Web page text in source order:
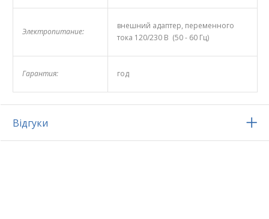
Электропитание:
внешний адаптер, переменного
тока 120/230 В (50 - 60 Гц)
Гарантия: год
Відгуки